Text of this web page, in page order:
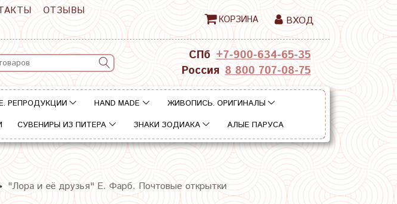
ОТЗЫВЫ
КОРЗИНА ВХОД
СПб +7-900-634-65-35
Россия 8 800 707-08-75
РЕПРОДУКЦИИ HAND MADE
ЖИВОПИСЬ. ОРИГИНАЛЫ
СУВЕНИРЫ ИЗ ПИТЕРА ЗНАКИ ЗОДИАКА АЛЫЕ ПАРУСА
"Лора и её друзья" Е. Фарб. Почтовые открытки